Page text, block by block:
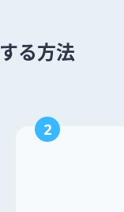
る方法
2